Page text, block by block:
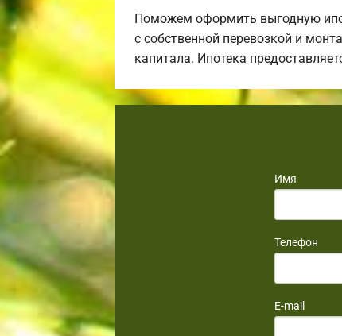
Поможем оформить выгодную
с собственной перевозкой и
капитала. Ипотека
Имя
Телефон
E-mail